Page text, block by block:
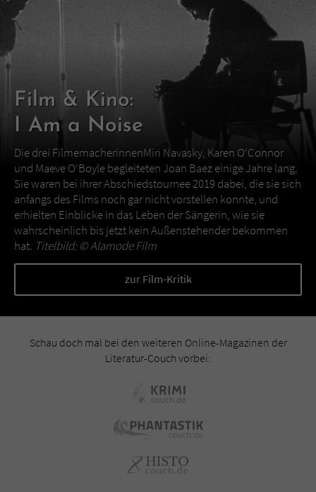
Film & Kino:
I Am a Noise
Die drei FilmemacherinnenMiri Navasky, Karen O‘Connor
und Maeve O‘Boyle begleiteten Joan Baez einige Jahre lang.
Sie waren bei ihrer Abschiedstournee 2019 dabei, die sie sich
anfangs des Films noch gar nicht vorstellen konnte, und
erhielten Einblicke in das Leben der Sängerin, wie sie
wahrscheinlich bis jetzt kein Außenstehender bekommen
hat. Titelbild: ©Alamode Film
zur Film-Kritik
Schau doch mal bei den weiteren Online-Magazinen der
Literatur-Couch vorbei: